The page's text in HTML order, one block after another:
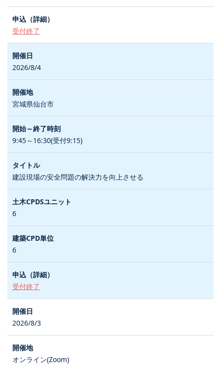
受付終了
2026/8/4
宮城県仙台市
9:45～16:30(受付9:15)
建設現場の安全問題の解決力を向上させる
6
6
受付終了
2026/8/3
オンライン(Zoom)